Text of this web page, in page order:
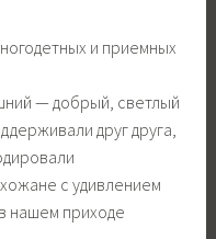
и приемных
— добрый, светлый
друг друга,
с удивлением
нашем приходе